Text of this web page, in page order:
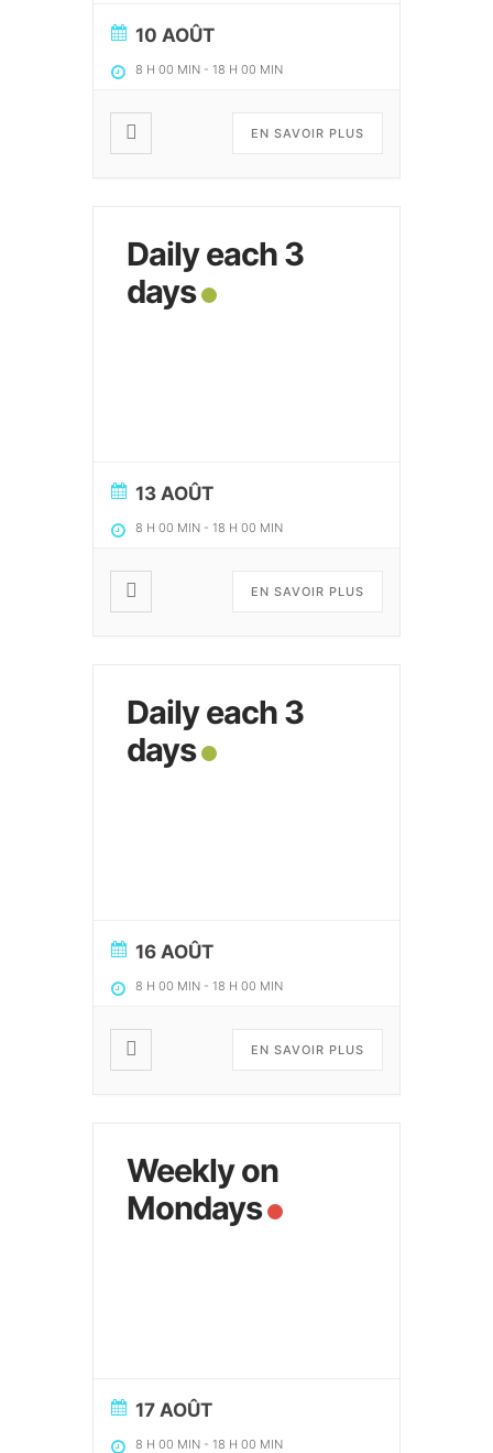
10 AOÛT
8 H 00 MIN - 18 H 00 MIN
EN SAVOIR PLUS
Daily each 3
days
13 AOÛT
8 H 00 MIN - 18 H 00 MIN
EN SAVOIR PLUS
Daily each 3
days
16 AOÛT
8 H 00 MIN - 18 H 00 MIN
EN SAVOIR PLUS
Weekly on
Mondays
17 AOÛT
8 H 00 MIN - 18 H 00 MIN